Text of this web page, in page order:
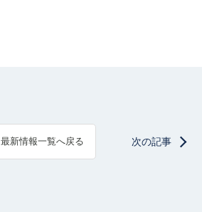
最新情報一覧へ戻る 次の記事